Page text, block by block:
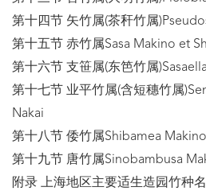
第十四节 矢竹属(茶秆竹属
第十五节 赤竹属Sasa Makino et
第十六节 支笹属(东笆竹属
第十七节 业平竹属(含短穗竹属
Nakai
第十八节 倭竹属Shibamea
第十九节 唐竹属Sinobambusa
附录 上海地区主要适生造园竹种